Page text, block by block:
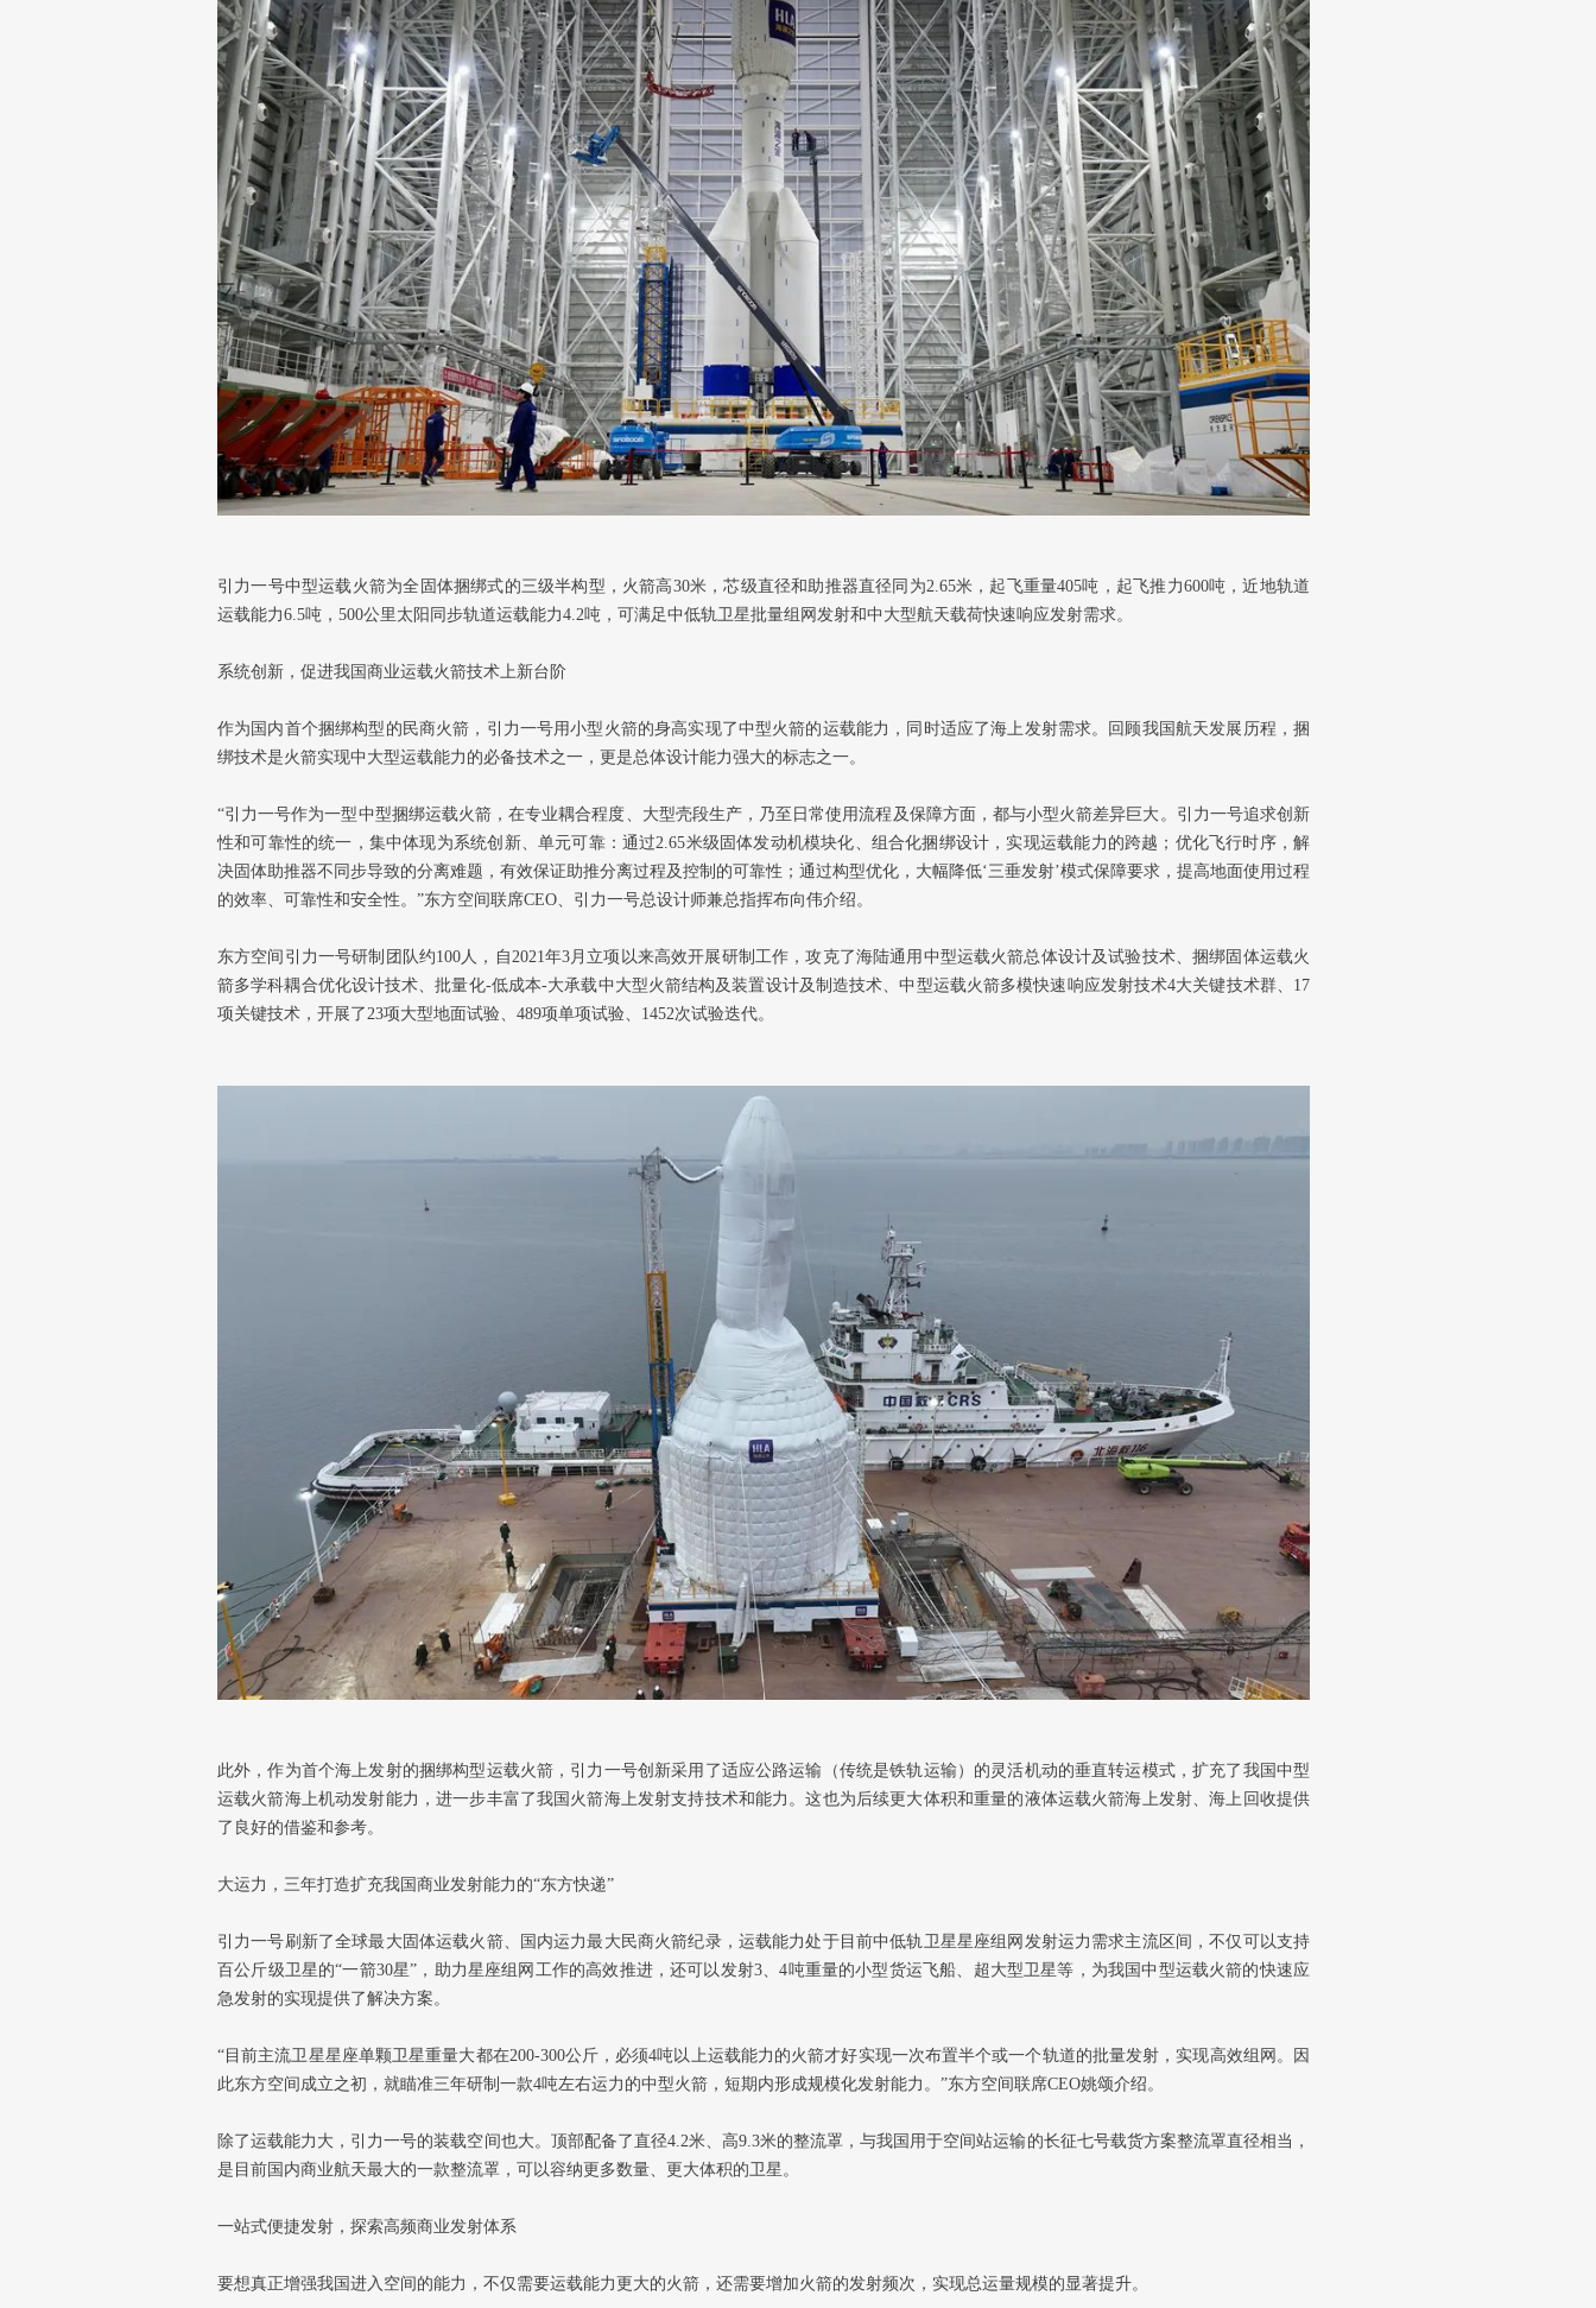
引力一号中型运载火箭为全固体捆绑式的三级半构型，火箭高30米，芯级直径和助推器直径同为2.65米，起飞重量405吨，起飞推力600吨，近地轨道
运载能力6.5吨，500公里太阳同步轨道运载能力4.2吨，可满足中低轨卫星批量组网发射和中大型航天载荷快速响应发射需求。
系统创新，促进我国商业运载火箭技术上新台阶
作为国内首个捆绑构型的民商火箭，引力一号用小型火箭的身高实现了中型火箭的运载能力，同时适应了海上发射需求。回顾我国航天发展历程，捆
绑技术是火箭实现中大型运载能力的必备技术之一，更是总体设计能力强大的标志之一。
“引力一号作为一型中型捆绑运载火箭，在专业耦合程度、大型壳段生产，乃至日常使用流程及保障方面，都与小型火箭差异巨大。引力一号追求创新
性和可靠性的统一，集中体现为系统创新、单元可靠：通过2.65米级固体发动机模块化、组合化捆绑设计，实现运载能力的跨越；优化飞行时序，解
决固体助推器不同步导致的分离难题，有效保证助推分离过程及控制的可靠性；通过构型优化，大幅降低‘三垂发射’模式保障要求，提高地面使用过程
的效率、可靠性和安全性。”东方空间联席CEO、引力一号总设计师兼总指挥布向伟介绍。
东方空间引力一号研制团队约100人，自2021年3月立项以来高效开展研制工作，攻克了海陆通用中型运载火箭总体设计及试验技术、捆绑固体运载火
箭多学科耦合优化设计技术、批量化-低成本-大承载中大型火箭结构及装置设计及制造技术、中型运载火箭多模快速响应发射技术4大关键技术群、17
项关键技术，开展了23项大型地面试验、489项单项试验、1452次试验迭代。
此外，作为首个海上发射的捆绑构型运载火箭，引力一号创新采用了适应公路运输（传统是铁轨运输）的灵活机动的垂直转运模式，扩充了我国中型
运载火箭海上机动发射能力，进一步丰富了我国火箭海上发射支持技术和能力。这也为后续更大体积和重量的液体运载火箭海上发射、海上回收提供
了良好的借鉴和参考。
大运力，三年打造扩充我国商业发射能力的“东方快递”
引力一号刷新了全球最大固体运载火箭、国内运力最大民商火箭纪录，运载能力处于目前中低轨卫星星座组网发射运力需求主流区间，不仅可以支持
百公斤级卫星的“一箭30星”，助力星座组网工作的高效推进，还可以发射3、4吨重量的小型货运飞船、超大型卫星等，为我国中型运载火箭的快速应
急发射的实现提供了解决方案。
“目前主流卫星星座单颗卫星重量大都在200-300公斤，必须4吨以上运载能力的火箭才好实现一次布置半个或一个轨道的批量发射，实现高效组网。因
此东方空间成立之初，就瞄准三年研制一款4吨左右运力的中型火箭，短期内形成规模化发射能力。”东方空间联席CEO姚颂介绍。
除了运载能力大，引力一号的装载空间也大。顶部配备了直径4.2米、高9.3米的整流罩，与我国用于空间站运输的长征七号载货方案整流罩直径相当，
是目前国内商业航天最大的一款整流罩，可以容纳更多数量、更大体积的卫星。
一站式便捷发射，探索高频商业发射体系
要想真正增强我国进入空间的能力，不仅需要运载能力更大的火箭，还需要增加火箭的发射频次，实现总运量规模的显著提升。